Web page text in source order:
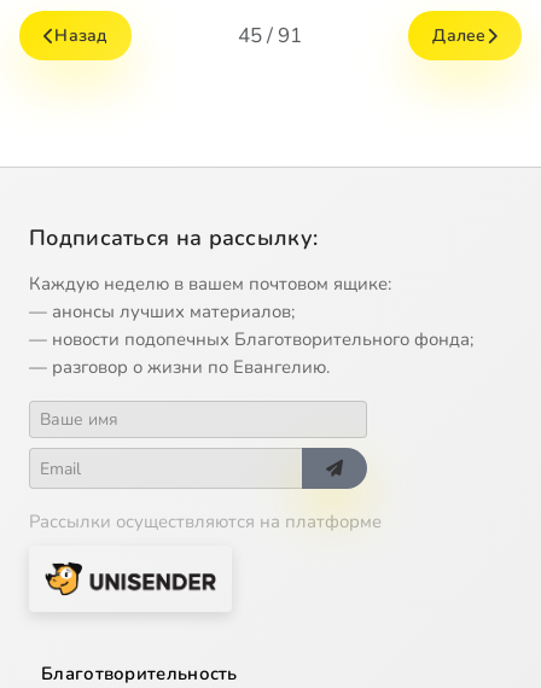
Назад 45 / 91 Далее
Подписаться на рассылку:
Каждую неделю в вашем почтовом ящике:
— анонсы лучших материалов;
— новости подопечных Благотворительного фонда;
— разговор о жизни по Евангелию.
Рассылки осуществляются на платформе
Благотворительность